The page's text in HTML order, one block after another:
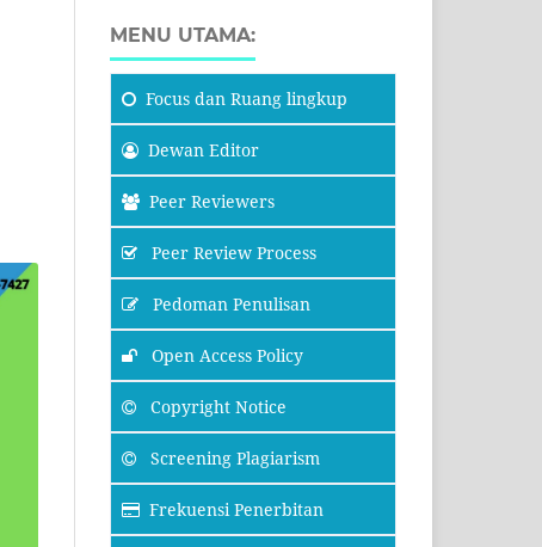
MENU UTAMA:
Focus dan Ruang lingkup
Dewan Editor
Peer Reviewers
Peer Review Process
Pedoman Penulisan
Open Access Policy
Copyright Notice
Screening Plagiarism
Frekuensi Penerbitan